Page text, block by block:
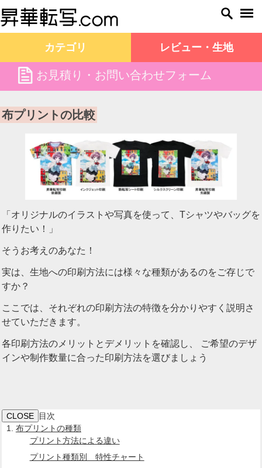
カテゴリ レビュー・生地
file お見積り・お問い合わせフォーム
昇華転写.com TOP 布プリントの比較
布プリントの比較
「オリジナルのイラストや写真を使って、Tシャツやバッグを
作りたい！」
そうお考えのあなた！
実は、生地への印刷方法には様々な種類があるのをご存じで
すか？
ここでは、それぞれの印刷方法の特徴を分かりやすく説明さ
せていただきます。
各印刷方法のメリットとデメリットを確認し、 ご希望のデザ
インや制作数量に合った印刷方法を選びましょう
CLOSE
目次
布プリントの種類
プリント方法による違い
プリント種類別 特性チャート